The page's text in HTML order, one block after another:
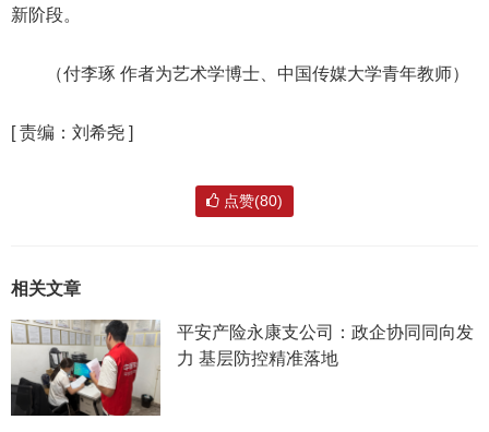
新阶段。
（付李琢 作者为艺术学博士、中国传媒大学青年教师）
[责编：刘希尧 ]
点赞(80)
相关文章
平安产险永康支公司：政企协同同向发
力 基层防控精准落地